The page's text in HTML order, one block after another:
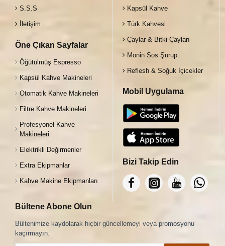
S.S.S
İletişim
Öne Çıkan Sayfalar
Öğütülmüş Espresso
Kapsül Kahve Makineleri
Otomatik Kahve Makineleri
Filtre Kahve Makineleri
Profesyonel Kahve
Makineleri
Elektrikli Değirmenler
Extra Ekipmanlar
Kahve Makine Ekipmanları
Kapsül Kahve
Türk Kahvesi
Çaylar & Bitki Çayları
Monin Sos Şurup
Reflesh & Soğuk İçicekler
Mobil Uygulama
Bizi Takip Edin
Bültene Abone Olun
Bültenimize kaydolarak hiçbir güncellemeyi veya promosyonu
kaçırmayın.